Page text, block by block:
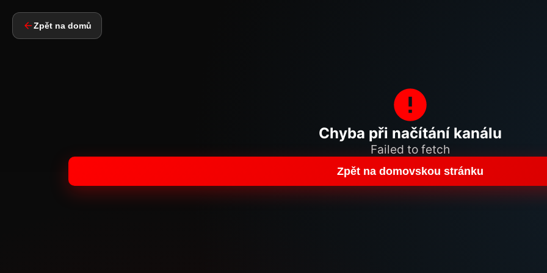
Zpět na domů
Chyba při načítání kanálu
Failed to fetch
Zpět na domovskou stránku